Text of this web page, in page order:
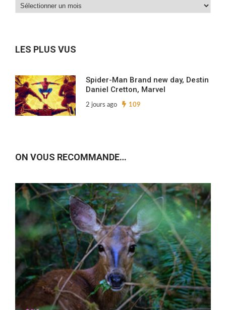
Dans
LES PLUS VUS
Spider-Man Brand new day, Destin
Daniel Cretton, Marvel
2 jours ago 109
ON VOUS RECOMMANDE…